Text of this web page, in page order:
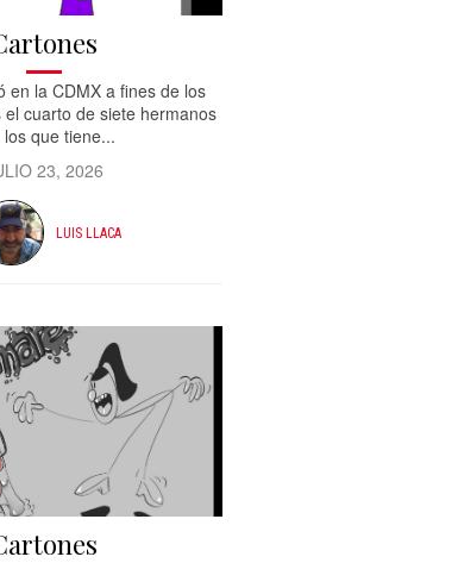
en la CDMX a fines de los
cuarto de siete hermanos
los que tiene...
23, 2026
LUIS LLACA